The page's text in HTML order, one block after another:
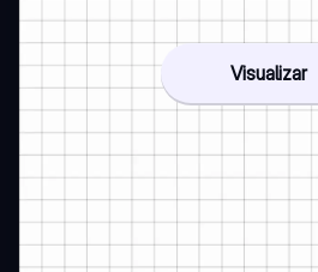
Visualizar